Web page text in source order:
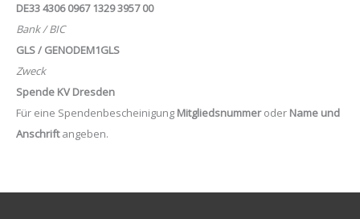
DE33 4306 0967 1329 3957 00
Bank / BIC
GLS / GENODEM1GLS
Zweck
Spende KV Dresden
Für eine Spendenbescheinigung Mitgliedsnummeroder Name und
Anschriftangeben.